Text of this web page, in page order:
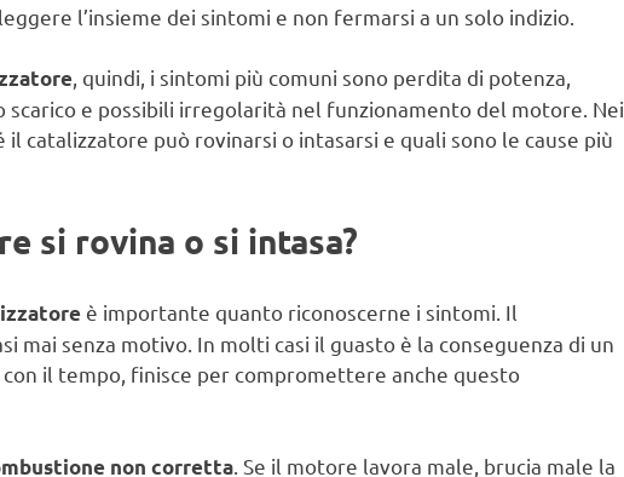
l’insieme dei sintomi e non fermarsi a un solo indizio.
, quindi, i sintomi più comuni sono perdita di potenza,
e possibili irregolarità nel funzionamento del motore. Nei
catalizzatore può rovinarsi o intasarsi e quali sono le cause più
si rovina o si intasa?
è importante quanto riconoscerne i sintomi. Il
mai senza motivo. In molti casi il guasto è la conseguenza di un
il tempo, finisce per compromettere anche questo
non corretta . Se il motore lavora male, brucia male la